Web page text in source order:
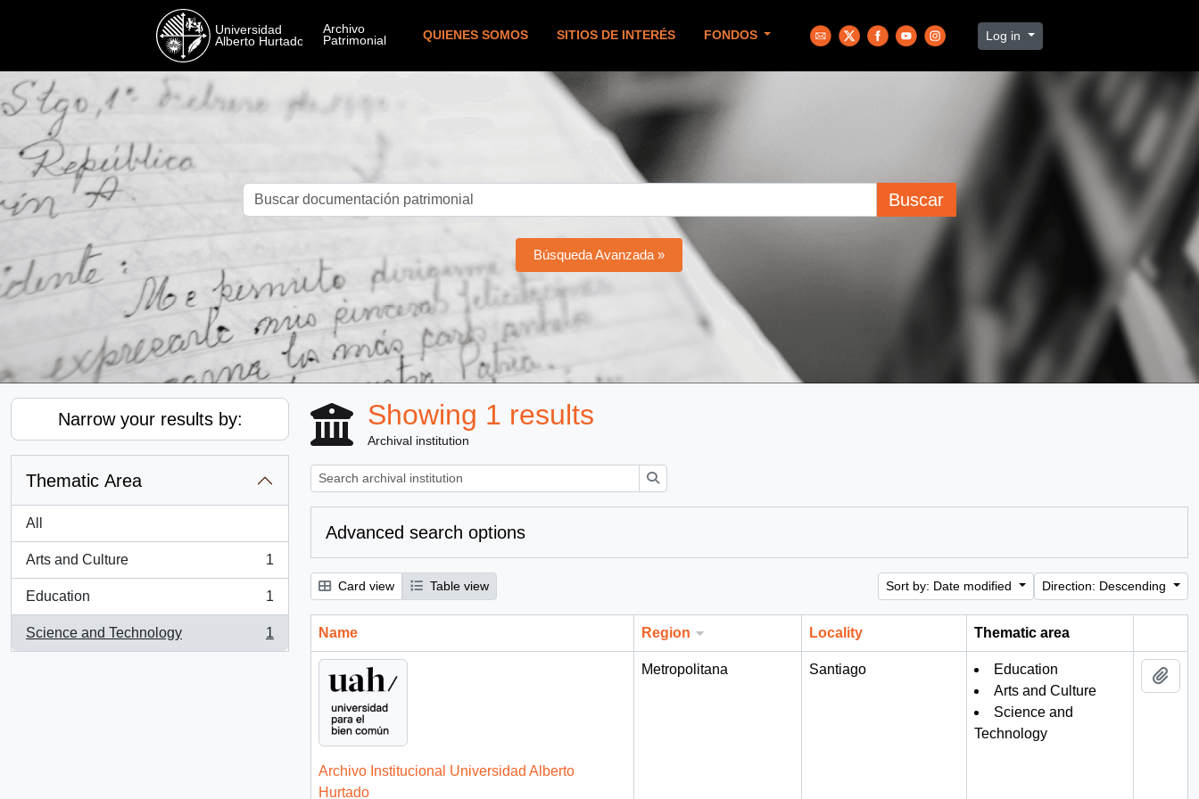
QUIENES SOMOS SITIOS DE INTERÉS FONDOS Log in
Buscar
Búsqueda Avanzada »
Narrow your results by:
Thematic Area
All
Arts and Culture
, 1 results
1
Education
, 1 results
1
Science and Technology
, 1 results
1
Showing 1 results
Archival institution
Advanced search options
Card view Table view Sort by: Date modified Direction: Descending
Name Region Locality
Thematic area
Archivo Institucional Universidad Alberto
Hurtado
Metropolitana Santiago
Education
Arts and Culture
Science and
Technology